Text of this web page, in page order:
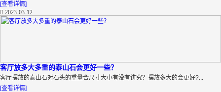
[查看详情]
2023-03-12
客厅放多大多重的泰山石会更好一些？
客厅摆放的泰山石对石头的重量合尺寸大小有没有讲究？摆放多大的会更好?...
[查看详情]